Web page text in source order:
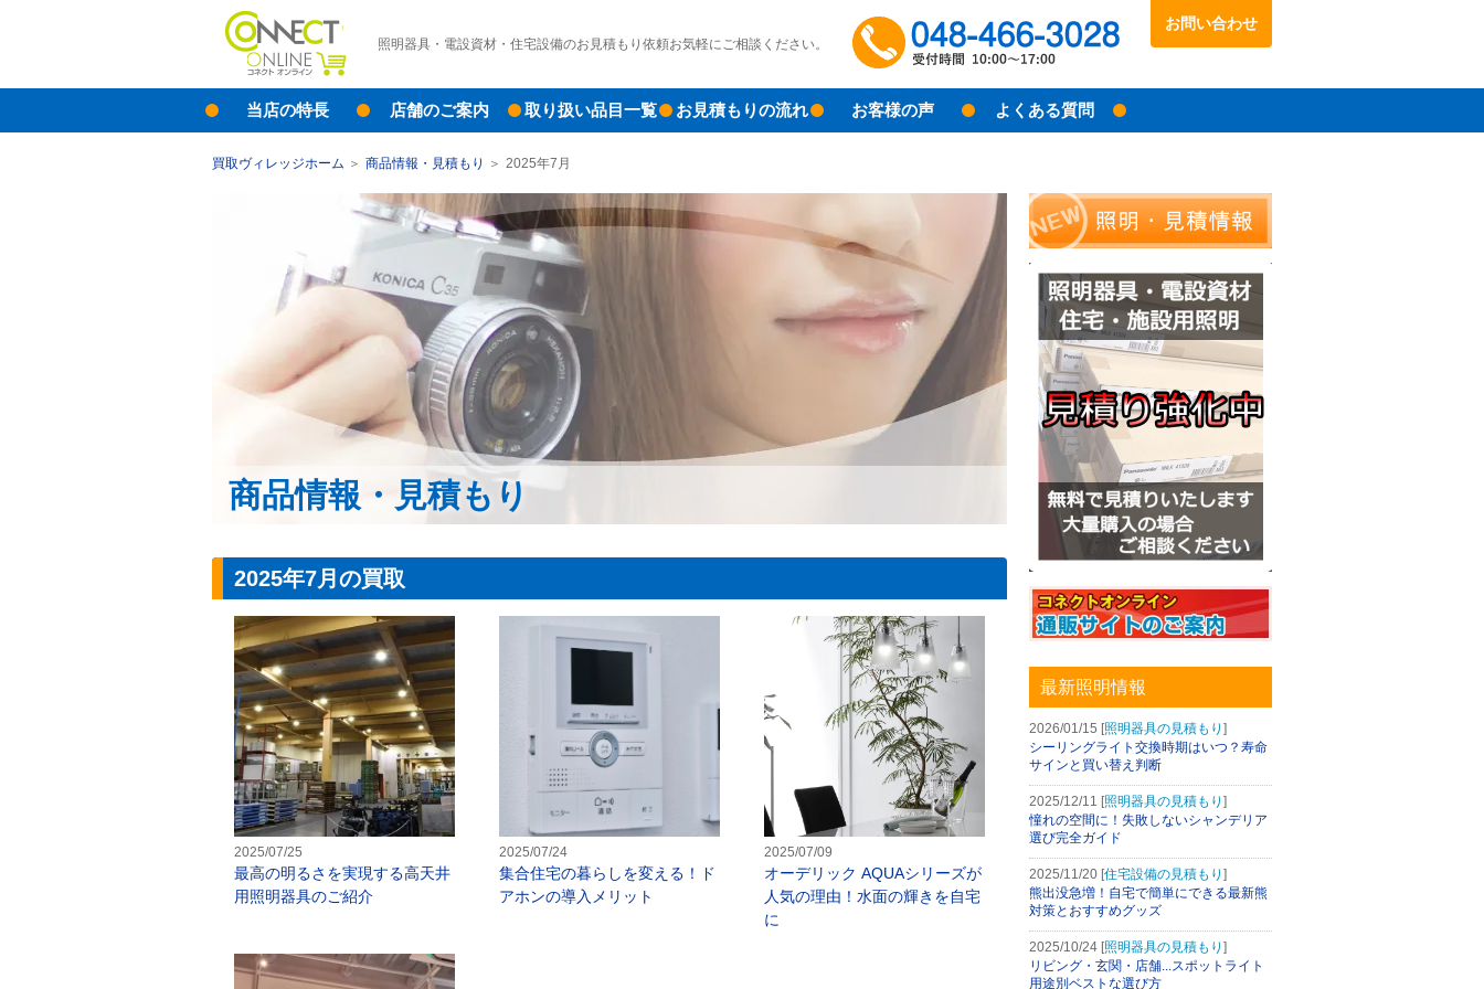
照明器具・電設資材・住宅設備のお見積もり依頼お気軽にご相談ください。
048-466-3028受付時間：10:00～17:00
お問い合わせ
当店の特長 店舗のご案内 取り扱い品目一覧 お見積もりの流れ お客様の声 よくある質問
買取ヴィレッジホーム 商品情報・見積もり 2025年7月
商品情報・見積もり
2025年7月の買取
最高の明るさを実現する高天井用照明器具のご紹介
2025/07/25
最高の明るさを実現する高天井
用照明器具のご紹介
集合住宅の暮らしを変える！ドアホンの導入メリット
2025/07/24
集合住宅の暮らしを変える！ド
アホンの導入メリット
オーデリック AQUAシリーズが人気の理由！水面の輝きを自宅に
2025/07/09
オーデリック AQUAシリーズが
人気の理由！水面の輝きを自宅
に
最新照明情報
2026/01/15 [照明器具の見積もり ]
シーリングライト交換時期はいつ？寿命
サインと買い替え判断
2025/12/11 [照明器具の見積もり ]
憧れの空間に！失敗しないシャンデリア
選び完全ガイド
2025/11/20 [住宅設備の見積もり ]
熊出没急増！自宅で簡単にできる最新熊
対策とおすすめグッズ
2025/10/24 [照明器具の見積もり ]
リビング・玄関・店舗...スポットライト
用途別ベストな選び方